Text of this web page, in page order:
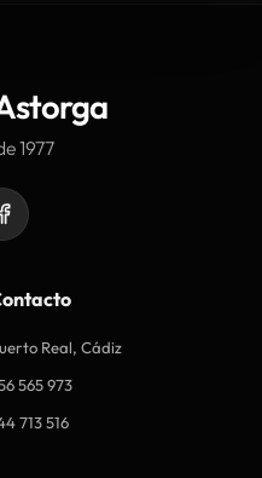
1977
Real, Cádiz
565 973
713 516